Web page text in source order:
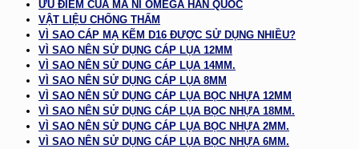
ƯU ĐIỂM CỦA MA NÍ OMEGA HÀN QUỐC
VẬT LIỆU CHỐNG THẤM
VÌ SAO CÁP MẠ KẼM D16 ĐƯỢC SỬ DỤNG NHIỀU?
VÌ SAO NÊN SỬ DỤNG CÁP LỤA 12MM
VÌ SAO NÊN SỬ DỤNG CÁP LỤA 14MM.
VÌ SAO NÊN SỬ DỤNG CÁP LỤA 8MM
VÌ SAO NÊN SỬ DỤNG CÁP LỤA BỌC NHỰA 12MM
VÌ SAO NÊN SỬ DỤNG CÁP LỤA BỌC NHỰA 18MM.
VÌ SAO NÊN SỬ DỤNG CÁP LỤA BỌC NHỰA 2MM.
VÌ SAO NÊN SỬ DỤNG CÁP LỤA BỌC NHỰA 6MM.